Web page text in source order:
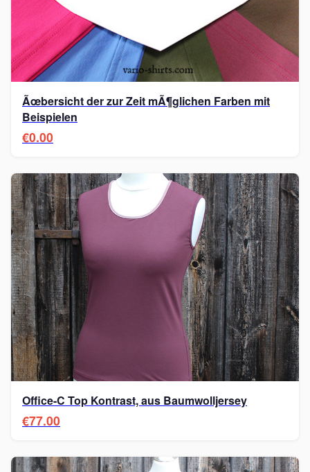
Ãœbersicht der zur Zeit mÃ¶glichen Farben mit
Beispielen
€0.00
Office-C Top Kontrast, aus Baumwolljersey
€77.00